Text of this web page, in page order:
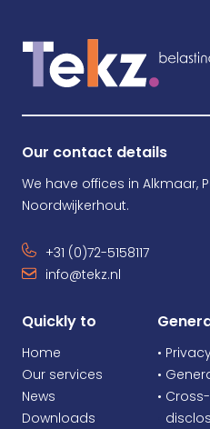
Our contact details
We have offices in Alkmaar,
Noordwijkerhout.
+31 (0)72-5158117
info@tekz.nl
Quickly to
Home
Our services
News
Downloads
•
•
•